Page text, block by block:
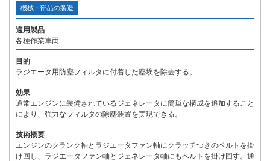
機械・部品の製造
適用製品
各種作業車両
目的
ラジエータ用防塵フィルタに付着した塵埃を除去する。
効果
通常エンジンに装備されているジェネレータに簡単な構成を追加すること
により、強力なフィルタの除塵装置を実現できる。
技術概要
エンジンのクランク軸とラジエータファン軸にクラッチつきのベルトを掛
け回し、ラジエータファン軸とジェネレータ軸にもベルトを掛け回す。通